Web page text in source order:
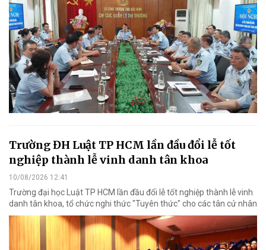
Trường ĐH Luật TP HCM lần đầu đổi lễ tốt
nghiệp thành lễ vinh danh tân khoa
10/08/2026 12:41
Trường đại học Luật TP HCM lần đầu đổi lễ tốt nghiệp thành lễ vinh
danh tân khoa, tổ chức nghi thức "Tuyên thức" cho các tân cử nhân